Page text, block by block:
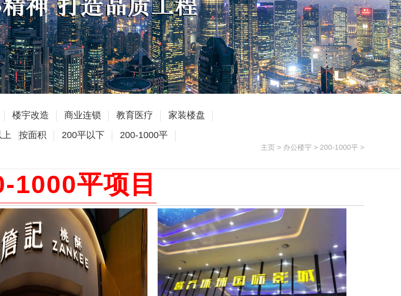
楼宇改造 商业连锁 教育医疗
家装楼盘
按面积 200平以下
200-1000平
主页 > 办公楼宇 > 200-1000平 >
1000平项目